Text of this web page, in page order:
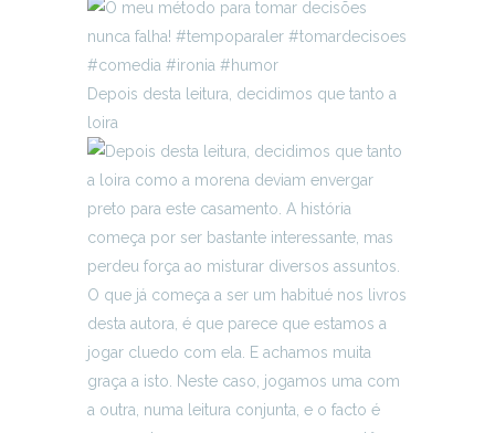
Depois desta leitura, decidimos que tanto a
loira